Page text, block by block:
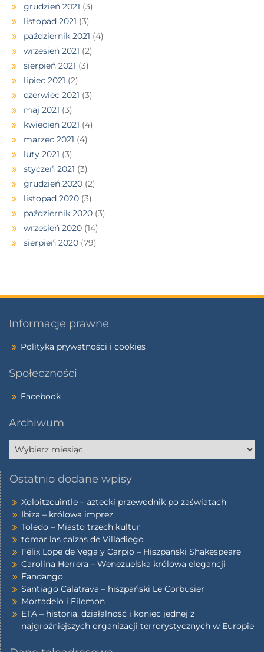
grudzień 2021 (3)
listopad 2021 (3)
październik 2021 (4)
wrzesień 2021 (2)
sierpień 2021 (3)
lipiec 2021 (2)
czerwiec 2021 (3)
maj 2021 (3)
kwiecień 2021 (4)
marzec 2021 (4)
luty 2021 (3)
styczeń 2021 (3)
grudzień 2020 (2)
listopad 2020 (3)
październik 2020 (3)
wrzesień 2020 (14)
sierpień 2020 (79)
Informacje prawne
Polityka prywatności i cookies
Społeczności
Facebook
Archiwum
Ostatnio dodane wpisy
Xoloitzcuintle – aztecki przewodnik po zaświatach
Ibiza – królowa imprez
Toledo – Miasto trzech kultur
tomar las calzas de Villadiego
Félix Lope de Vega y Carpio – Hiszpański Shakespeare
Carolina Herrera – Wenezuelska królowa elegancji
Fandango
Santiago Calatrava – hiszpański Le Corbusier
Mortadelo i Filemon
ETA – historia, działalność i koniec jednej z
najgroźniejszych organizacji terrorystycznych w Europie